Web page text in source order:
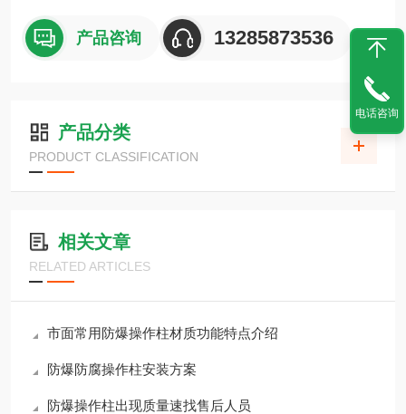
产品咨询 13285873536
产品分类
PRODUCT CLASSIFICATION
相关文章
RELATED ARTICLES
市面常用防爆操作柱材质功能特点介绍
防爆防腐操作柱安装方案
防爆操作柱出现质量速找售后人员
电话咨询